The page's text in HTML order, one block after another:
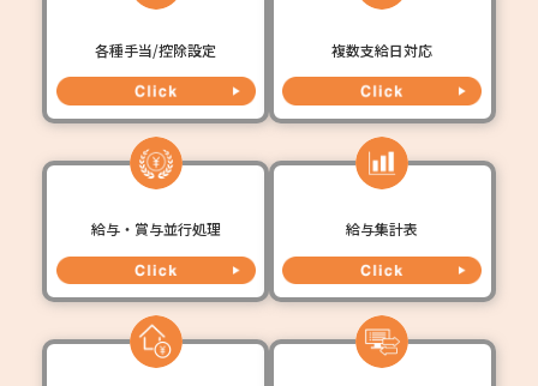
各種手当/控除設定 複数支給日対応
給与・賞与並行処理 給与集計表